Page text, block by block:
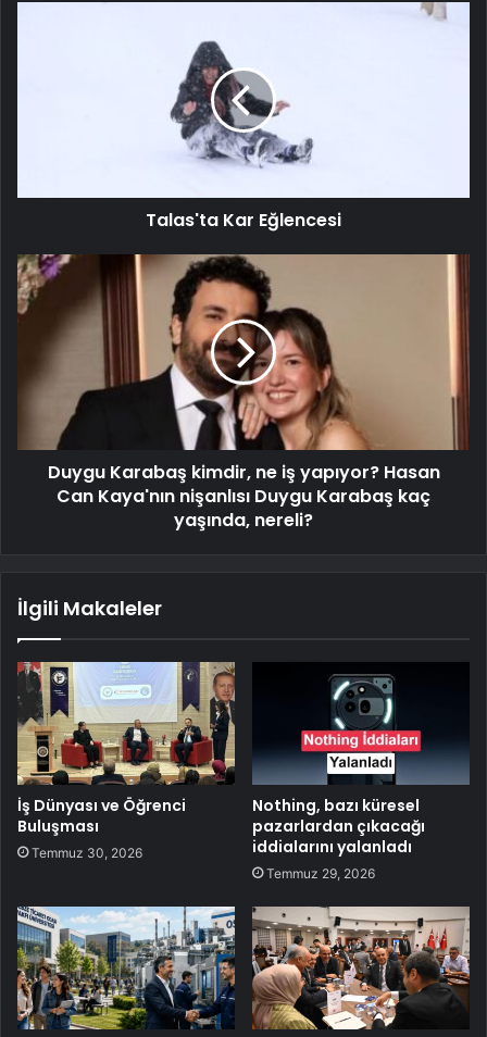
Talas'ta Kar Eğlencesi
Duygu Karabaş kimdir, ne iş yapıyor? Hasan
Can Kaya'nın nişanlısı Duygu Karabaş kaç
yaşında, nereli?
İlgili Makaleler
İş Dünyası ve Öğrenci
Buluşması
Temmuz 30, 2026
Nothing, bazı küresel
pazarlardan çıkacağı
iddialarını yalanladı
Temmuz 29, 2026